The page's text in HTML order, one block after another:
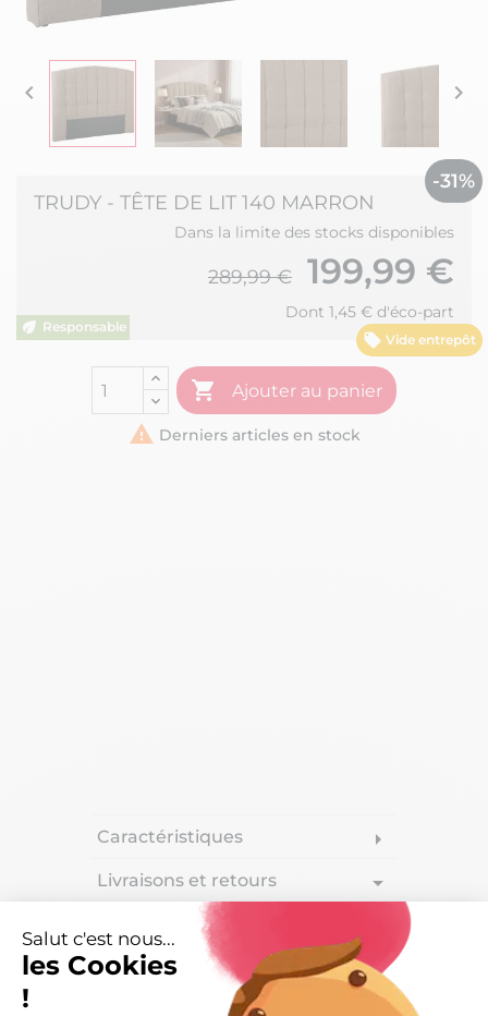
Salut c'est nous...
les Cookies
!
 
Vide entrepôt
-31%
TRUDY - TÊTE DE LIT 140 MARRON
Dans la limite des stocks disponibles
289,99 € 199,99 €
Dont 1,45 € d'éco-part
 Ajouter au panier
 Derniers articles en stock
Caractéristiques arrow_right
Livraisons et retours arrow_drop_down
DESCRIPTION